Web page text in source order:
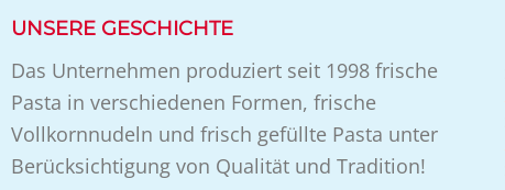
UNSERE GESCHICHTE
Das Unternehmen produziert seit 1998 frische
Pasta in verschiedenen Formen, frische
Vollkornnudeln und frisch gefüllte Pasta unter
Berücksichtigung von Qualität und Tradition!